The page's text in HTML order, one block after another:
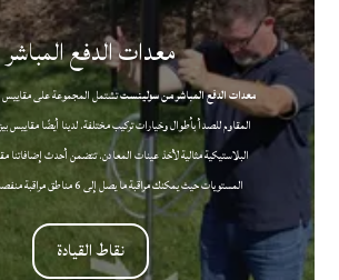
معدات الدفع المباشر
معدات الدفع المباشر من سولينستتشتمل المجموعة على مقاييس
المقاوم للصدأ بأطوال وخيارات تركيب مختلفة. لدينا أيضًا مقاييس
البلاستيكية مثالية لأخذ عينات المعادن. تتضمن أحدث إضافاتنا
المستويات حيث يمكنك مراقبة ما يصل إلى 6 مناطق مراقبة منفصلة في وقت واحد.
نقاط القيادة